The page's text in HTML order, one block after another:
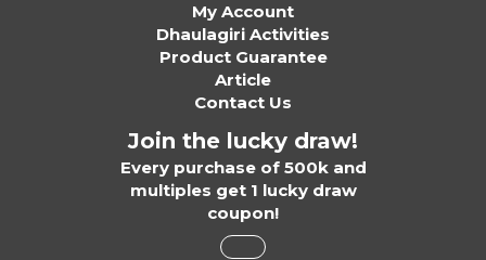
My Account
Dhaulagiri Activities
Product Guarantee
Article
Contact Us
Join the lucky draw!
Every purchase of 500k and
multiples get 1 lucky draw
coupon!